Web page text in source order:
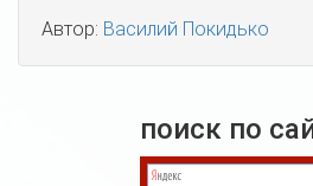
Автор: Василий Покидько
поиск по